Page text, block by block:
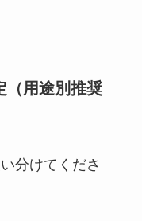
用途別推奨
分けてくださ